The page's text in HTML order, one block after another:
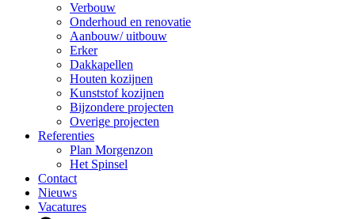
Verbouw
Onderhoud en renovatie
Aanbouw/ uitbouw
Erker
Dakkapellen
Houten kozijnen
Kunststof kozijnen
Bijzondere projecten
Overige projecten
Referenties
Plan Morgenzon
Het Spinsel
Contact
Nieuws
Vacatures